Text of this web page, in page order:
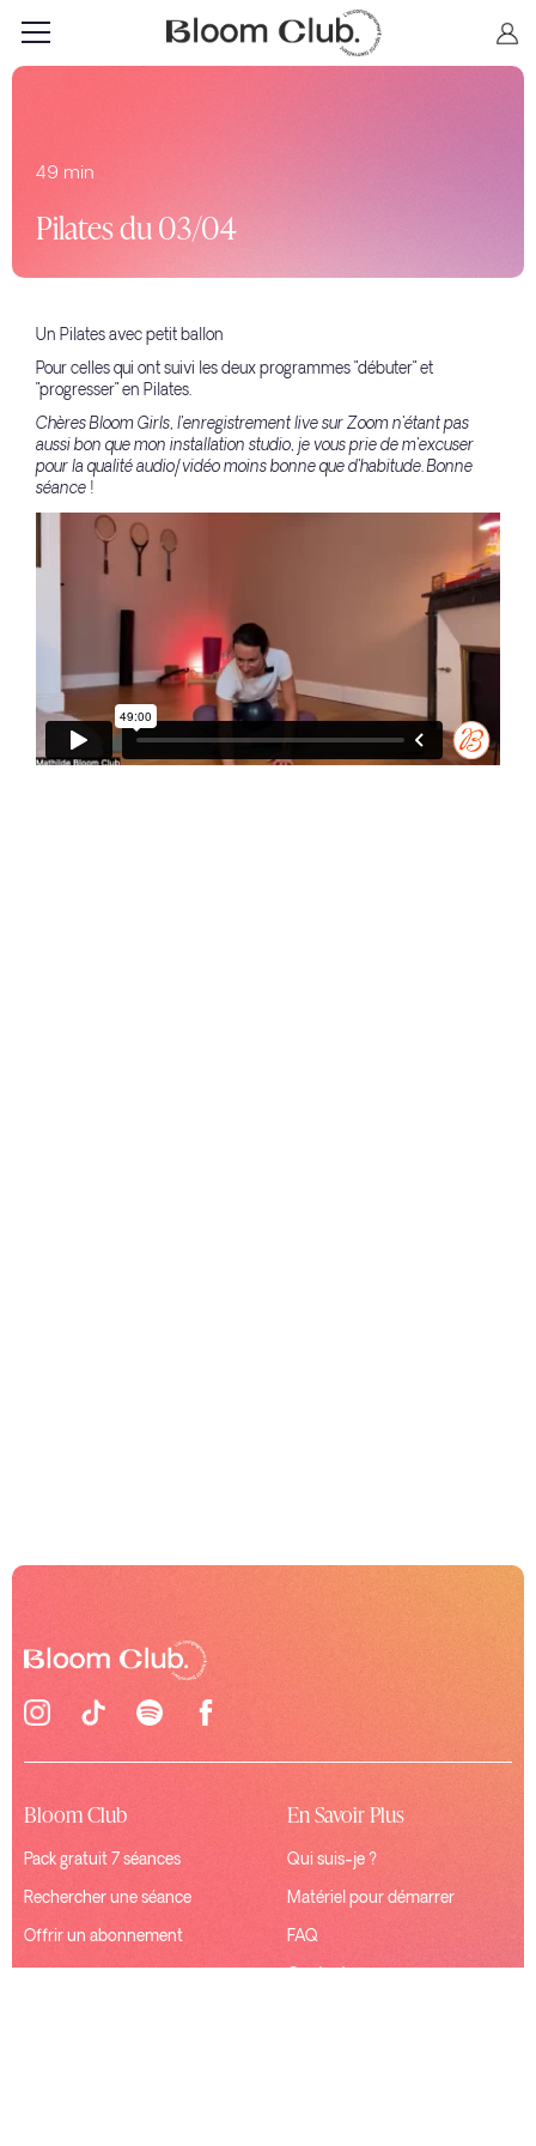
49 min
Pilates du 03/04
Un Pilates avec petit ballon
Pour celles qui ont suivi les deux programmes "débuter" et
"progresser" en Pilates.
Chères Bloom Girls, l'enregistrement live sur Zoom n'étant pas
aussi bon que mon installation studio, je vous prie de m'excuser
pour la qualité audio/vidéo moins bonne que d'habitude. Bonne
séance !
Bloom Club
Pack gratuit 7 séances
Rechercher une séance
Offrir un abonnement
En Savoir Plus
Qui suis-je ?
Matériel pour démarrer
FAQ